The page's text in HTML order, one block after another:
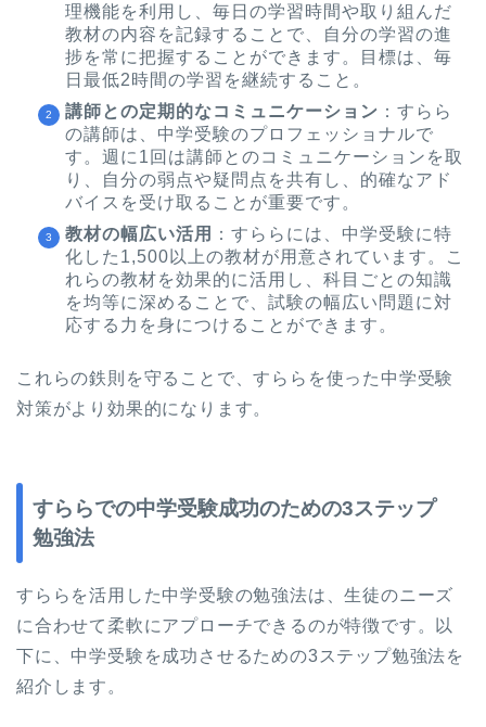
理機能を利用し、毎日の学習時間や取り組んだ
教材の内容を記録することで、自分の学習の進
捗を常に把握することができます。目標は、毎
日最低2時間の学習を継続すること。
講師との定期的なコミュニケーション ：すらら
の講師は、中学受験のプロフェッショナルで
す。週に1回は講師とのコミュニケーションを取
り、自分の弱点や疑問点を共有し、的確なアド
バイスを受け取ることが重要です。
教材の幅広い活用
：すららには、中学受験に特
化した1,500以上の教材が用意されています。こ
れらの教材を効果的に活用し、科目ごとの知識
を均等に深めることで、試験の幅広い問題に対
応する力を身につけることができます。
これらの鉄則を守ることで、すららを使った中学受験
対策がより効果的になります。
すららでの中学受験成功のための3ステップ
勉強法
すららを活用した中学受験の勉強法は、生徒のニーズ
に合わせて柔軟にアプローチできるのが特徴です。以
下に、中学受験を成功させるための3ステップ勉強法を
紹介します。